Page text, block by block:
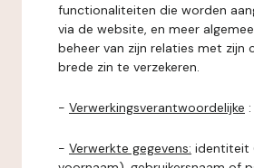
functionaliteiten die worden
via de website, en meer
beheer van zijn relaties met zijn
brede zin te verzekeren.
- Verwerkingsverantwoordelijke
- Verwerkte gegevens: identiteit